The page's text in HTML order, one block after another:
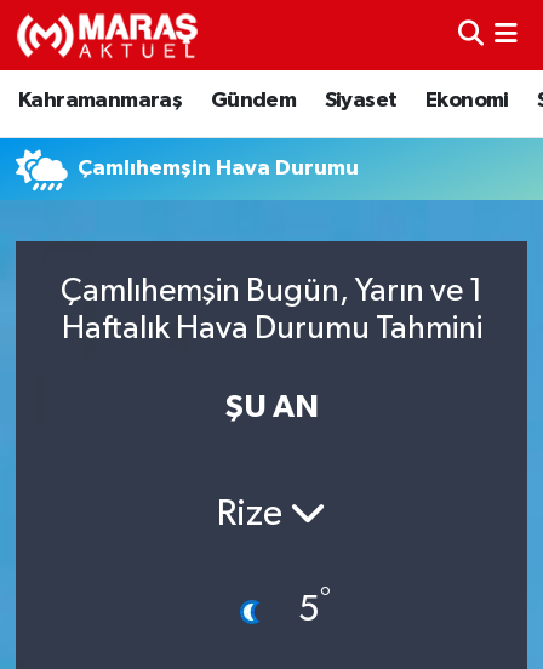
Kahramanmaraş Gündem Siyaset Ekonomi
Çamlıhemşin Hava Durumu
Çamlıhemşin Bugün, Yarın ve 1
Haftalık Hava Durumu Tahmini
ŞU AN
Rize
5°
Kahramanmaraş
Ekonomi
Spor
Nöbetçi Eczaneler
Trafik Durumu
TFF 3.Lig 4.Grup Puan Durumu ve Fikstür